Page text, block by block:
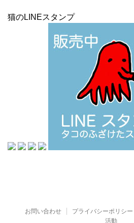
猫のLINEスタンプ
お問い合わせ プライバシーポリシー
活動